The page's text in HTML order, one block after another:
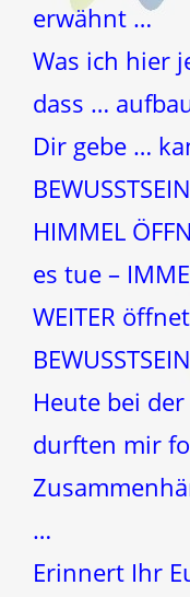
erwähnt …
Was ich hier
dass …
Dir gebe …
HIMMEL
es tue –
WEITER
Heute bei
durften mir
…
Erinnert Ihr